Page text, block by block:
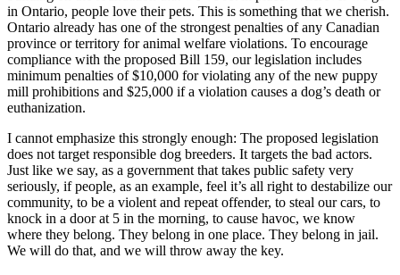
in Ontario, people love their pets. This is something that we cherish.
Ontario already has one of the strongest penalties of any Canadian
province or territory for animal welfare violations. To encourage
compliance with the proposed Bill 159, our legislation includes
minimum penalties of $10,000 for violating any of the new puppy
mill prohibitions and $25,000 if a violation causes a dog’s death or
euthanization.
I cannot emphasize this strongly enough: The proposed legislation
does not target responsible dog breeders. It targets the bad actors.
Just like we say, as a government that takes public safety very
seriously, if people, as an example, feel it’s all right to destabilize our
community, to be a violent and repeat offender, to steal our cars, to
knock in a door at 5 in the morning, to cause havoc, we know
where they belong. They belong in one place. They belong in jail.
We will do that, and we will throw away the key.